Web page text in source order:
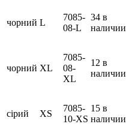
чорний L
7085-
08-L
34 в
наличии
чорний XL
7085-
08-
XL
12 в
наличии
сірий XS
7085-
10-XS
15 в
наличии